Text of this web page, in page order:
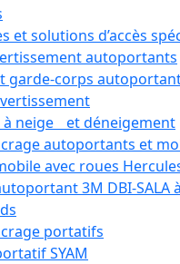
et solutions d’accès
autoportants
garde-corps
à neige et déneigement
autoportants et
avec roues
3M DBI-SALA à
portatifs
SYAM